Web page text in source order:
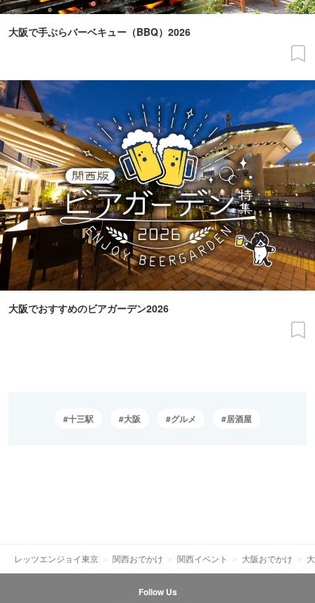
大阪で手ぶらバーベキュー（BBQ）2026
大阪でおすすめのビアガーデン2026
十三駅 大阪 グルメ 居酒屋
レッツエンジョイ東京 関西おでかけ 関西イベント 大阪おでかけ
Follow Us